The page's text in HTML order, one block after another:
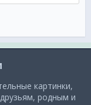
картинки,
родным и